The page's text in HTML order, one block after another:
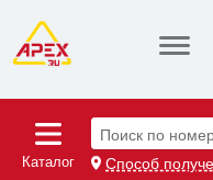
Каталог
Поиск по
Способ